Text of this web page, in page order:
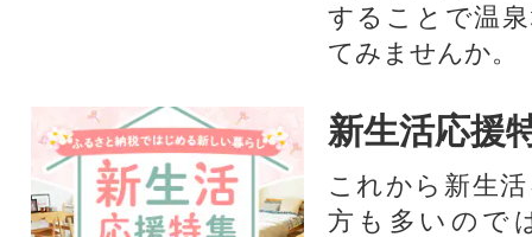
することで温
てみませんか。
新生活応援
これから新生
方も多いので